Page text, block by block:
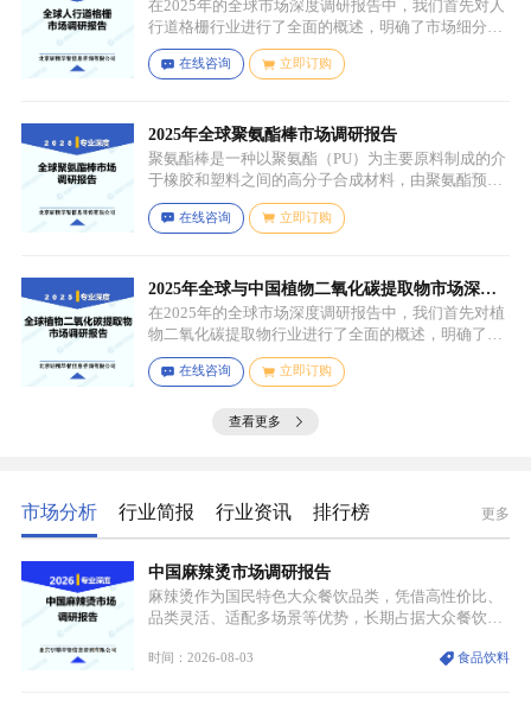
在2025年的全球市场深度调研报告中，我们首先对人
行道格栅行业进行了全面的概述，明确了市场细分与
应用场景。通过对细分产品的定义与特点进行深入分
析，我们揭示了关键应用场景及其客群洞察。
在线咨询 立即订购
2025年全球聚氨酯棒市场调研报告
聚氨酯棒是一种以聚氨酯（PU）为主要原料制成的介
于橡胶和塑料之间的高分子合成材料，由聚氨酯预聚
体、扩链剂、低分子量多元醇、助剂等组成，其中，
预聚体是基础原料，决定了聚氨酯棒的基本性能，扩
如增塑剂、填充剂、着色剂、抗氧剂、光稳定剂、阻
燃剂等，可改善材料的加工性能、物理性能和化学性
能等。
在线咨询 立即订购
2025年全球与中国植物二氧化碳提取物市场深度
调研报告：行业趋势与投资前景分析
在2025年的全球市场深度调研报告中，我们首先对植
物二氧化碳提取物行业进行了全面的概述，明确了市
场细分与应用场景。通过对细分产品的定义与特点进
行深入分析，我们揭示了关键应用场景及其客群洞
在线咨询 立即订购
查看更多
市场分析 行业简报 行业资讯 排行榜 更多
中国麻辣烫市场调研报告
麻辣烫作为国民特色大众餐饮品类，凭借高性价比、
品类灵活、适配多场景等优势，长期占据大众餐饮重
型，叠加消费需求升级、线上流量变革、新零售业态
时间：2026-08-03 食品饮料